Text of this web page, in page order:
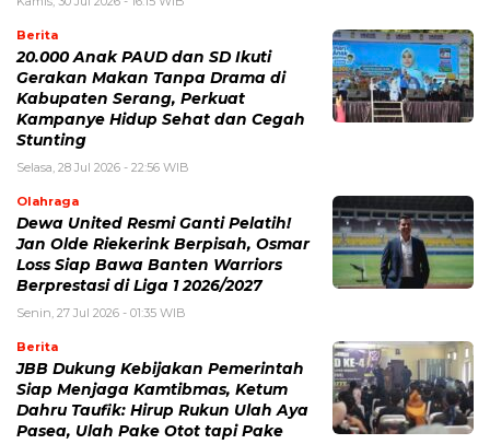
Berita
20.000 Anak PAUD dan SD Ikuti
Gerakan Makan Tanpa Drama di
Kabupaten Serang, Perkuat
Kampanye Hidup Sehat dan Cegah
Stunting
Selasa, 28 Jul 2026 - 22:56 WIB
Olahraga
Dewa United Resmi Ganti Pelatih!
Jan Olde Riekerink Berpisah, Osmar
Loss Siap Bawa Banten Warriors
Berprestasi di Liga 1 2026/2027
Senin, 27 Jul 2026 - 01:35 WIB
Berita
JBB Dukung Kebijakan Pemerintah
Siap Menjaga Kamtibmas, Ketum
Dahru Taufik: Hirup Rukun Ulah Aya
Pasea, Ulah Pake Otot tapi Pake